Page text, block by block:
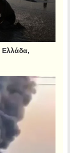
Ελλάδα,